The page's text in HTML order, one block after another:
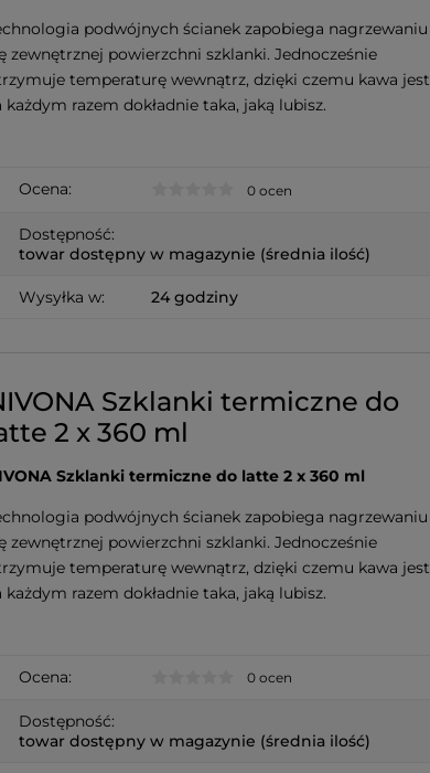
podwójnych ścianek zapobiega nagrzewaniu
zewnętrznej powierzchni szklanki. Jednocześnie
temperaturę wewnątrz, dzięki czemu kawa jest
każdym razem dokładnie taka, jaką lubisz.
Ocena: 0 ocen
Dostępność:
towar dostępny w magazynie (średnia ilość)
Wysyłka w: 24 godziny
Szklanki termiczne do
2 x 360 ml
Szklanki termiczne do latte 2 x 360 ml
podwójnych ścianek zapobiega nagrzewaniu
zewnętrznej powierzchni szklanki. Jednocześnie
temperaturę wewnątrz, dzięki czemu kawa jest
każdym razem dokładnie taka, jaką lubisz.
Ocena: 0 ocen
Dostępność:
towar dostępny w magazynie (średnia ilość)